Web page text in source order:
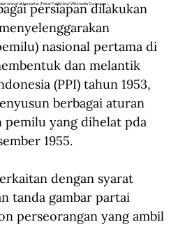
dan orang takberpartai. (Pesat Publishing/Wikimedia Commons).
persiapan dilakukan
nasional pertama di
dan melantik
(PPI) tahun 1953,
berbagai aturan
pemilu yang dihelat pda
1955.
dengan syarat
tanda gambar partai
perseorangan yang ambil